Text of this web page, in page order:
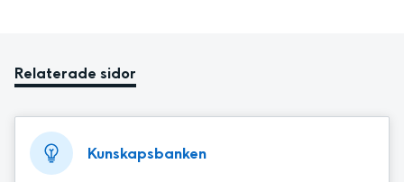
Relaterade sidor
Kunskapsbanken